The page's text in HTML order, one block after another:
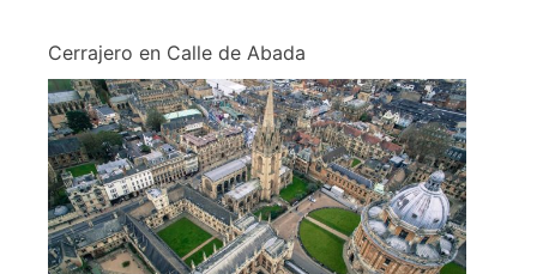
Cerrajero en Calle de Abada